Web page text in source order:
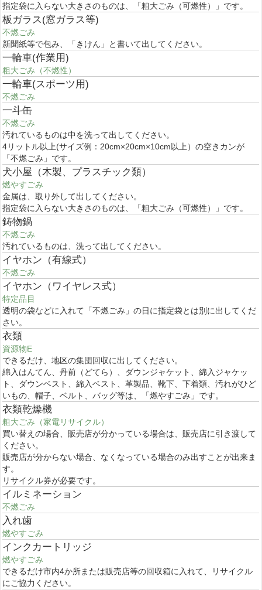
指定袋に入らない大きさのものは、「粗大ごみ（可燃性）」です。
板ガラス(窓ガラス等)
不燃ごみ
新聞紙等で包み、「きけん」と書いて出してください。
一輪車(作業用)
粗大ごみ（不燃性）
一輪車(スポーツ用)
不燃ごみ
一斗缶
不燃ごみ
汚れているものは中を洗って出してください。
4リットル以上(サイズ例：20cm×20cm×10cm以上）の空きカンが
「不燃ごみ」です。
犬小屋（木製、プラスチック類）
燃やすごみ
金属は、取り外して出してください。
指定袋に入らない大きさのものは、「粗大ごみ（可燃性）」です。
鋳物鍋
不燃ごみ
汚れているものは、洗って出してください。
イヤホン（有線式）
不燃ごみ
イヤホン（ワイヤレス式）
特定品目
透明の袋などに入れて「不燃ごみ」の日に指定袋とは別に出してくだ
さい。
衣類
資源物E
できるだけ、地区の集団回収に出してください。
綿入はんてん、丹前（どてら）、ダウンジャケット、綿入ジャケッ
ト、ダウンベスト、綿入ベスト、革製品、靴下、下着類、汚れがひど
いもの、帽子、ベルト、バッグ等は、「燃やすごみ」です。
衣類乾燥機
粗大ごみ（家電リサイクル）
買い替えの場合、販売店が分かっている場合は、販売店に引き渡して
ください。
販売店が分からない場合、なくなっている場合のみ出すことが出来ま
す。
リサイクル券が必要です。
イルミネーション
不燃ごみ
入れ歯
燃やすごみ
インクカートリッジ
燃やすごみ
できるだけ市内4か所または販売店等の回収箱に入れて、リサイクル
にご協力ください。